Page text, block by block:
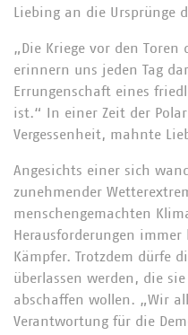
Liebing an die Ursprünge
„Die Kriege vor den Toren
erinnern uns jeden Tag
Errungenschaft eines
ist.“ In einer Zeit der
Vergessenheit, mahnte
Angesichts einer sich
zunehmender
menschengemachten
Herausforderungen
Kämpfer. Trotzdem dürfe
überlassen werden, die
abschaffen wollen. „Wir
Verantwortung für die